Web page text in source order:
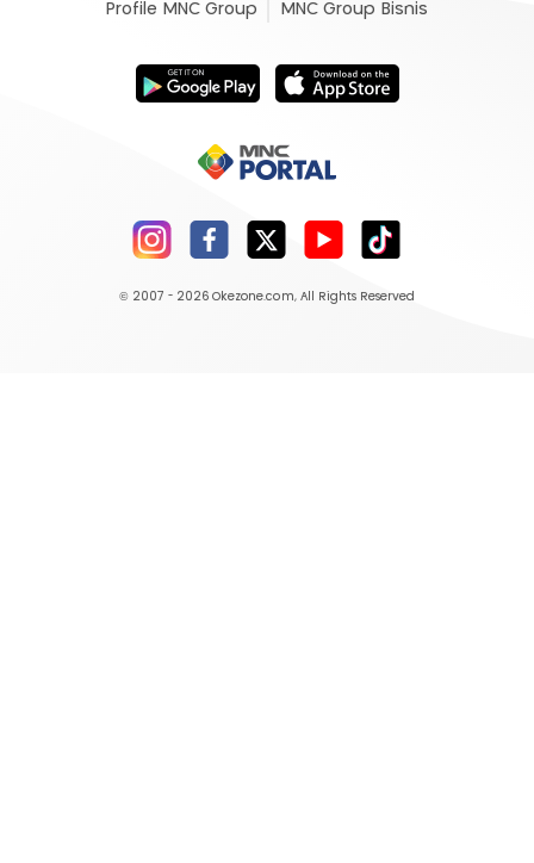
Profile MNC Group MNC Group Bisnis
© 2007 - 2026 Okezone.com, All Rights Reserved